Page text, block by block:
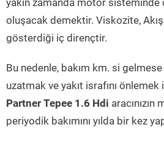
yakın zamanda motor
oluşacak demektir. Viskozite,
gösterdiği iç dirençtir.
Bu nedenle, bakım km. si
uzatmak ve yakıt israfını önlemek
Partner Tepee 1.6 Hdi
periyodik bakımını yılda bir kez